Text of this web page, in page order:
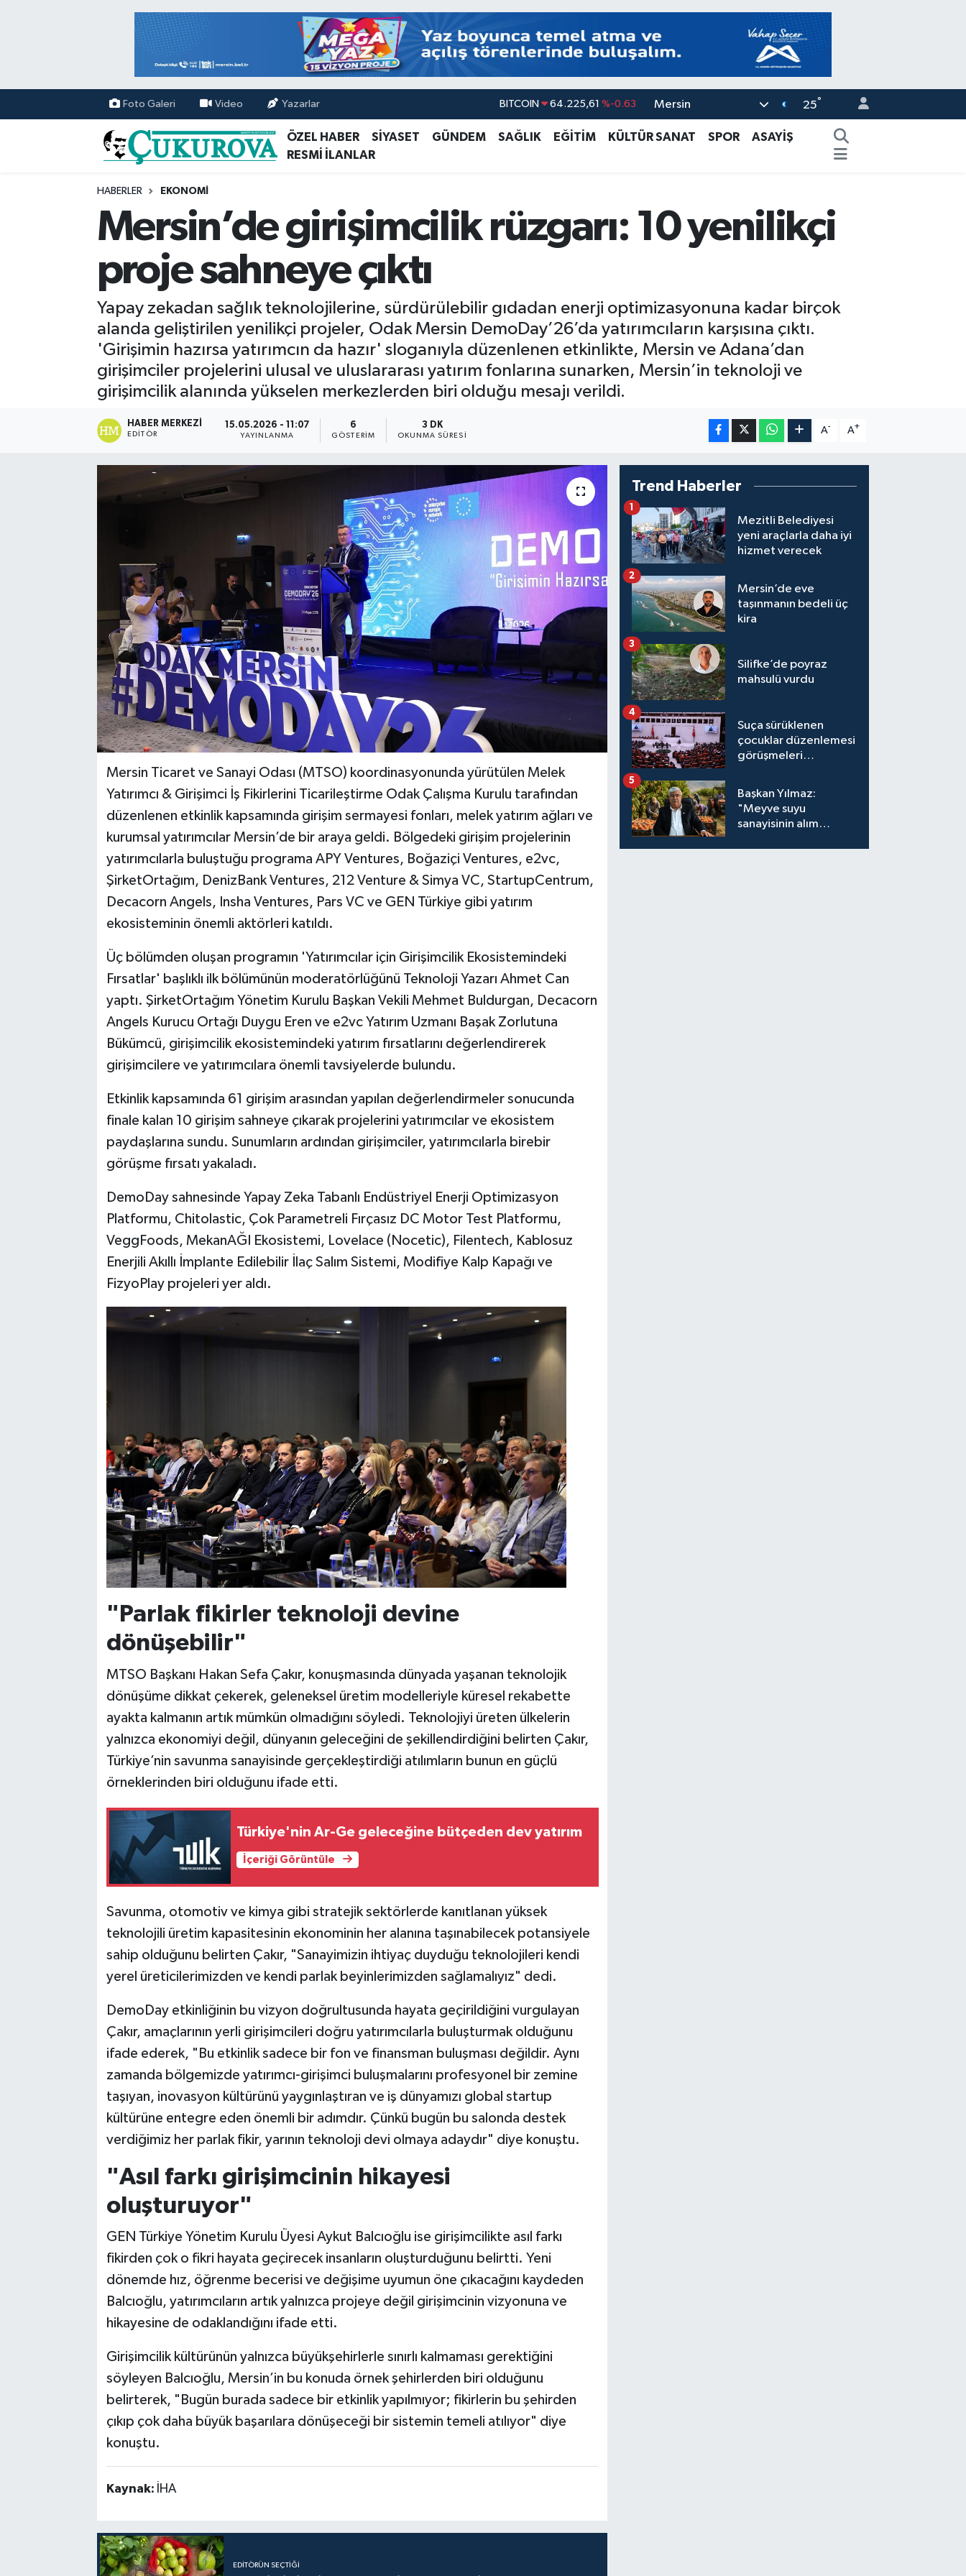
Foto Galeri Video Yazarlar DOLAR 47,6704 %0
EURO 55,0406 %-0.08
BITCOIN 64.225,61 %-0.63
Mersin 25°
ÖZEL HABER SİYASET GÜNDEM SAĞLIK EĞİTİM KÜLTÜR SANAT SPOR
ASAYİŞ
RESMİ İLANLAR
HABERLER EKONOMİ
Mersin’de girişimcilik rüzgarı: 10 yenilikçi
proje sahneye çıktı
Yapay zekadan sağlık teknolojilerine, sürdürülebilir gıdadan enerji optimizasyonuna kadar birçok
alanda geliştirilen yenilikçi projeler, Odak Mersin DemoDay’26’da yatırımcıların karşısına çıktı.
'Girişimin hazırsa yatırımcın da hazır' sloganıyla düzenlenen etkinlikte, Mersin ve Adana’dan
girişimciler projelerini ulusal ve uluslararası yatırım fonlarına sunarken, Mersin’in teknoloji ve
girişimcilik alanında yükselen merkezlerden biri olduğu mesajı verildi.
HABER MERKEZI
EDITÖR
15.05.2026 - 11:07
YAYINLANMA
6
GÖSTERIM
3 DK
OKUNMA SÜRESI
A- A+
Mersin Ticaret ve Sanayi Odası (MTSO) koordinasyonunda yürütülen Melek
Yatırımcı & Girişimci İş Fikirlerini Ticarileştirme Odak Çalışma Kurulu tarafından
düzenlenen etkinlik kapsamında girişim sermayesi fonları, melek yatırım ağları ve
kurumsal yatırımcılar Mersin’de bir araya geldi. Bölgedeki girişim projelerinin
yatırımcılarla buluştuğu programa APY Ventures, Boğaziçi Ventures, e2vc,
ŞirketOrtağım, DenizBank Ventures, 212 Venture & Simya VC, StartupCentrum,
Decacorn Angels, Insha Ventures, Pars VC ve GEN Türkiye gibi yatırım
ekosisteminin önemli aktörleri katıldı.
Üç bölümden oluşan programın 'Yatırımcılar için Girişimcilik Ekosistemindeki
Fırsatlar' başlıklı ilk bölümünün moderatörlüğünü Teknoloji Yazarı Ahmet Can
yaptı. ŞirketOrtağım Yönetim Kurulu Başkan Vekili Mehmet Buldurgan, Decacorn
Angels Kurucu Ortağı Duygu Eren ve e2vc Yatırım Uzmanı Başak Zorlutuna
Bükümcü, girişimcilik ekosistemindeki yatırım fırsatlarını değerlendirerek
girişimcilere ve yatırımcılara önemli tavsiyelerde bulundu.
Etkinlik kapsamında 61 girişim arasından yapılan değerlendirmeler sonucunda
finale kalan 10 girişim sahneye çıkarak projelerini yatırımcılar ve ekosistem
paydaşlarına sundu. Sunumların ardından girişimciler, yatırımcılarla birebir
görüşme fırsatı yakaladı.
DemoDay sahnesinde Yapay Zeka Tabanlı Endüstriyel Enerji Optimizasyon
Platformu, Chitolastic, Çok Parametreli Fırçasız DC Motor Test Platformu,
VeggFoods, MekanAĞI Ekosistemi, Lovelace (Nocetic), Filentech, Kablosuz
Enerjili Akıllı İmplante Edilebilir İlaç Salım Sistemi, Modifiye Kalp Kapağı ve
FizyoPlay projeleri yer aldı.
"Parlak fikirler teknoloji devine
dönüşebilir"
MTSO Başkanı Hakan Sefa Çakır, konuşmasında dünyada yaşanan teknolojik
dönüşüme dikkat çekerek, geleneksel üretim modelleriyle küresel rekabette
ayakta kalmanın artık mümkün olmadığını söyledi. Teknolojiyi üreten ülkelerin
yalnızca ekonomiyi değil, dünyanın geleceğini de şekillendirdiğini belirten Çakır,
Türkiye’nin savunma sanayisinde gerçekleştirdiği atılımların bunun en güçlü
örneklerinden biri olduğunu ifade etti.
Türkiye'nin Ar-Ge geleceğine bütçeden dev yatırım
İçeriği Görüntüle
Savunma, otomotiv ve kimya gibi stratejik sektörlerde kanıtlanan yüksek
teknolojili üretim kapasitesinin ekonominin her alanına taşınabilecek potansiyele
sahip olduğunu belirten Çakır, "Sanayimizin ihtiyaç duyduğu teknolojileri kendi
yerel üreticilerimizden ve kendi parlak beyinlerimizden sağlamalıyız" dedi.
DemoDay etkinliğinin bu vizyon doğrultusunda hayata geçirildiğini vurgulayan
Çakır, amaçlarının yerli girişimcileri doğru yatırımcılarla buluşturmak olduğunu
ifade ederek, "Bu etkinlik sadece bir fon ve finansman buluşması değildir. Aynı
zamanda bölgemizde yatırımcı-girişimci buluşmalarını profesyonel bir zemine
taşıyan, inovasyon kültürünü yaygınlaştıran ve iş dünyamızı global startup
kültürüne entegre eden önemli bir adımdır. Çünkü bugün bu salonda destek
verdiğimiz her parlak fikir, yarının teknoloji devi olmaya adaydır" diye konuştu.
"Asıl farkı girişimcinin hikayesi
oluşturuyor"
GEN Türkiye Yönetim Kurulu Üyesi Aykut Balcıoğlu ise girişimcilikte asıl farkı
fikirden çok o fikri hayata geçirecek insanların oluşturduğunu belirtti. Yeni
dönemde hız, öğrenme becerisi ve değişime uyumun öne çıkacağını kaydeden
Balcıoğlu, yatırımcıların artık yalnızca projeye değil girişimcinin vizyonuna ve
hikayesine de odaklandığını ifade etti.
Girişimcilik kültürünün yalnızca büyükşehirlerle sınırlı kalmaması gerektiğini
söyleyen Balcıoğlu, Mersin’in bu konuda örnek şehirlerden biri olduğunu
belirterek, "Bugün burada sadece bir etkinlik yapılmıyor; fikirlerin bu şehirden
çıkıp çok daha büyük başarılara dönüşeceği bir sistemin temeli atılıyor" diye
konuştu.
Kaynak: İHA
EDITÖRÜN SEÇTIĞI
Trend Haberler
Mezitli Belediyesi
yeni araçlarla daha iyi
hizmet verecek
1
Mersin’de eve
taşınmanın bedeli üç
kira
2
Silifke’de poyraz
mahsulü vurdu
3
Suça sürüklenen
çocuklar düzenlemesi
görüşmeleri
4
Başkan Yılmaz:
"Meyve suyu
sanayisinin alım
5
Mersin Nöbetçi Eczaneler
Mersin Hava Durumu
Mersin Namaz Vakitleri
Mersin Trafik Yoğunluk Haritası
Tüm Manşetler
Son Dakika Haberleri
Haber Arşivi